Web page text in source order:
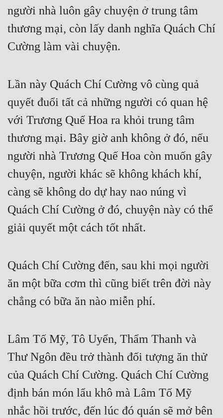
người nhà luôn gây chuyện ở trung tâm
thương mại, còn lấy danh nghĩa Quách Chí
Cường làm vài chuyện.
Lần này Quách Chí Cường vô cùng quả
quyết đuổi tất cả những người có quan hệ
với Trương Quế Hoa ra khỏi trung tâm
thương mại. Bây giờ anh không ở đó, nếu
người nhà Trương Quế Hoa còn muốn gây
chuyện, người khác sẽ không khách khí,
càng sẽ không do dự hay nao núng vì
Quách Chí Cường ở đó, chuyện này có thể
giải quyết một cách tốt nhất.
Quách Chí Cường đến, sau khi mọi người
ăn một bữa cơm thì cũng biết trên đời này
chẳng có bữa ăn nào miễn phí.
Lâm Tố Mỹ, Tô Uyển, Thẩm Thanh và
Thư Ngôn đều trở thành đối tượng ăn thử
của Quách Chí Cường. Quách Chí Cường
định bán món lẩu khô mà Lâm Tố Mỹ
nhắc hồi trước, đến lúc đó quán sẽ mở bên